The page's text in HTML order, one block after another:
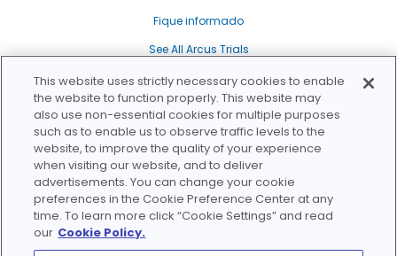
Fique informado
See All Arcus Trials
Nossa política de transparência
Política de privacidade
Política de privacidade de dados de saúde de Washington
Política de cookies
Não venda/compartilhe minhas informações pessoais
Termos de uso
Mapa do site
This website uses strictly necessary cookies to enable
the website to function properly. This website may
also use non-essential cookies for multiple purposes
such as to enable us to observe traffic levels to the
website, to improve the quality of your experience
when visiting our website, and to deliver
advertisements. You can change your cookie
preferences in the Cookie Preference Center at any
time. To learn more click “Cookie Settings” and read
our Cookie Policy.